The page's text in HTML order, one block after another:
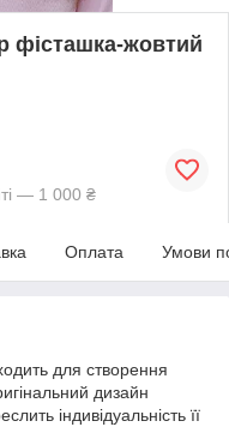
фісташка-жовтий
— 1 000 ₴
Оплата Умови
для створення
дизайн
індивідуальність її